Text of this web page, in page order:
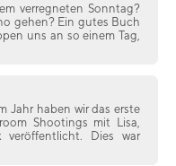
verregneten Sonntag?
gehen? Ein gutes Buch
uns an so einem Tag,
Jahr haben wir das erste
Shootings mit Lisa,
veröffentlicht. Dies war